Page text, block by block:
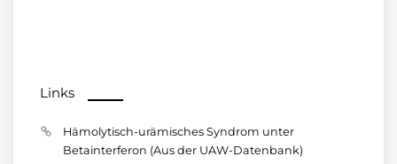
Links
Hämolytisch-urämisches Syndrom unter
Betainterferon (Aus der UAW-Datenbank)